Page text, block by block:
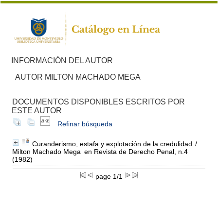
INFORMACIÓN DEL AUTOR
AUTOR MILTON MACHADO MEGA
DOCUMENTOS DISPONIBLES ESCRITOS POR
ESTE AUTOR
Refinar búsqueda
Curanderismo, estafa y explotación de la credulidad /
Milton Machado Mega en Revista de Derecho Penal, n.4
(1982)
page 1/1